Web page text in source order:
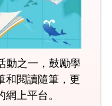
動之一，鼓勵學
和閱讀隨筆，更
上平台。